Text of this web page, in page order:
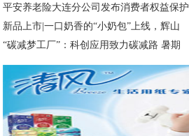
平安养老险大连分公司发布消费者权益保护
新品上市|一口奶香的“小奶包”上线，辉山
“碳减梦工厂”：科创应用致力碳减路 暑期